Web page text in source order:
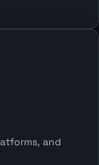
and